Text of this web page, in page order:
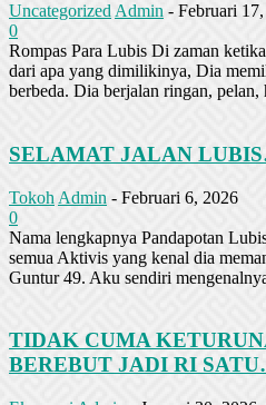
Uncategorized Admin - Februari
0
Rompas Para Lubis Di zaman
dari apa yang dimilikinya, Dia
berbeda. Dia berjalan ringan, pelan,
SELAMAT JALAN
Tokoh Admin - Februari 6, 2026
0
Nama lengkapnya Pandapotan
semua Aktivis yang kenal dia
Guntur 49. Aku sendiri
TIDAK CUMA
BEREBUT JADI RI